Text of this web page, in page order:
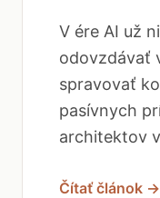
V ére AI už
odovzdávať
spravovať
pasívnych
architektov
Čítať článok →